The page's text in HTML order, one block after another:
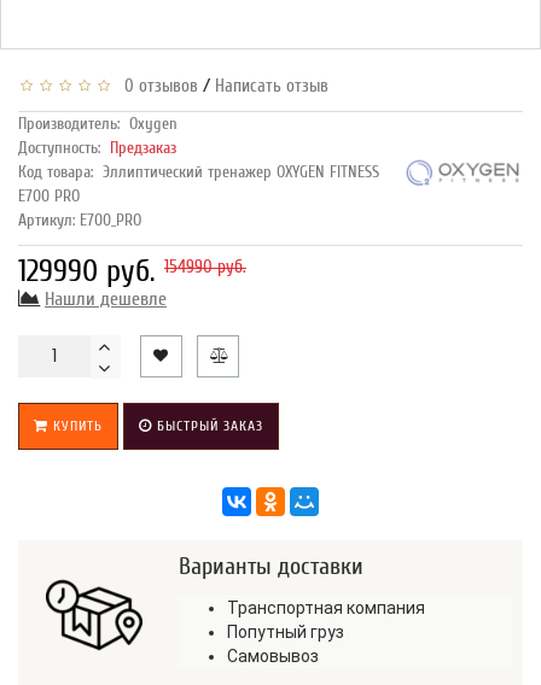
0 отзывов / Написать отзыв
Производитель: Oxygen
Доступность: Предзаказ
Код товара: Эллиптический тренажер OXYGEN FITNESS
E700 PRO
Артикул: E700_PRO
129990 руб. 154990 руб.
Нашли дешевле
КУПИТЬ БЫСТРЫЙ ЗАКАЗ
Варианты доставки
Транспортная компания
Попутный груз
Самовывоз